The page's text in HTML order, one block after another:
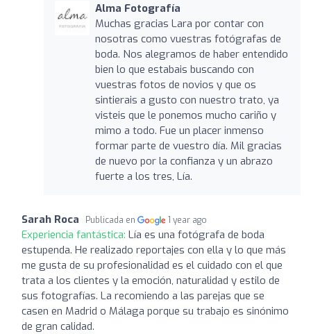
Alma Fotografía
Muchas gracias Lara por contar con
nosotras como vuestras fotógrafas de
boda. Nos alegramos de haber entendido
bien lo que estabais buscando con
vuestras fotos de novios y que os
sintierais a gusto con nuestro trato, ya
visteis que le ponemos mucho cariño y
mimo a todo. Fue un placer inmenso
formar parte de vuestro día. Mil gracias
de nuevo por la confianza y un abrazo
fuerte a los tres, Lía.
Sarah Roca Publicada en 1 year ago
Experiencia fantástica: Lía es una fotógrafa de boda
estupenda. He realizado reportajes con ella y lo que más
me gusta de su profesionalidad es el cuidado con el que
trata a los clientes y la emoción, naturalidad y estilo de
sus fotografías. La recomiendo a las parejas que se
casen en Madrid o Málaga porque su trabajo es sinónimo
de gran calidad.